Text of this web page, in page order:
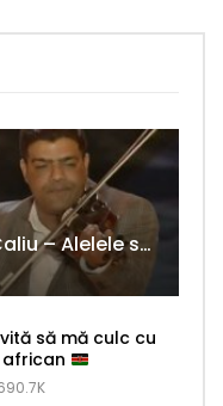
Iulia Mihai şi Taraf de Caliu – Alelele sălcioară (@#VedetaPopulară)
să mă culc cu